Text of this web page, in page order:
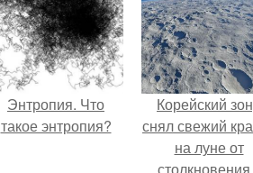
Энтропия. Что
такое энтропия?
Корейский
снял свежий
на луне от